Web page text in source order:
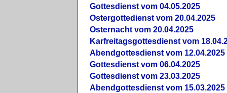
Gottesdienst vom 04.05.2025
Ostergottedienst vom 20.04.2025
Osternacht vom 20.04.2025
Karfreitagsgottesdienst vom
Abendgottesdienst vom 12.04.2025
Gottesdienst vom 06.04.2025
Gottesdienst vom 23.03.2025
Abendgottesdienst vom 15.03.2025